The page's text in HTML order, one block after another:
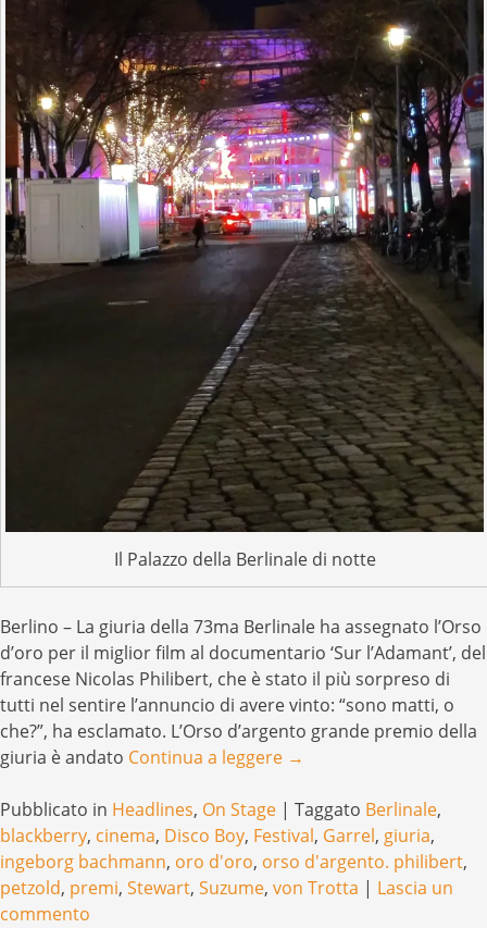
Il Palazzo della Berlinale di notte
Berlino – La giuria della 73ma Berlinale ha assegnato l’Orso
d’oro per il miglior film al documentario ‘Sur l’Adamant’, del
francese Nicolas Philibert, che è stato il più sorpreso di
tutti nel sentire l’annuncio di avere vinto: “sono matti, o
che?”, ha esclamato. L’Orso d’argento grande premio della
giuria è andato Continua a leggere →
Pubblicato in Headlines, On Stage | Taggato Berlinale,
blackberry, cinema, Disco Boy, Festival, Garrel, giuria,
ingeborg bachmann, oro d'oro, orso d'argento. philibert,
petzold, premi, Stewart, Suzume, von Trotta | Lascia un
commento